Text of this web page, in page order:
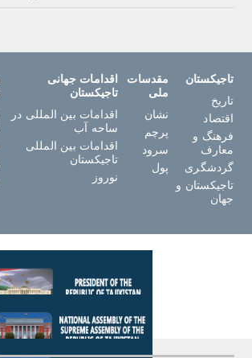
تاجیکستان
تاریخ
اقتصاد
فرهنگ و
معارف
گردشگری
تاجیکستان و
جهان
مقدسات
ملی
نشان
پرچم
سرود
پول
اقدامات جهانی
تاجیکستان
اقدامات بین المللی در
ساحه آب
اقدامات بین المللی
تاجیکستان
نوروز